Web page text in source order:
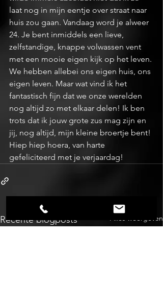
laat nog in mijn eentje over straat naar
huis zou gaan. Vandaag word je alweer
24. Je bent inmiddels een lieve,
zelfstandige, knappe volwassen vent
met een mooie eigen kijk op het leven.
We hebben allebei ons eigen huis, ons
eigen leven. Maar wat vind ik het
fantastisch fijn dat we onze werelden
nog altijd zo met elkaar delen! Ik ben
trots dat ik jouw grote zus mag zijn en
jij, nog altijd, mijn kleine broertje bent!
Hiep hiep hoera, van harte
gefeliciteerd met je verjaardag!
Recente blogposts Alles weergeven